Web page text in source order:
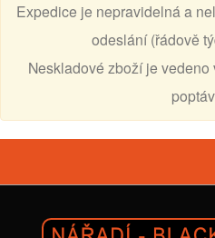
Expedice je nepravidelná a
odeslání (řádově
Neskladové zboží je